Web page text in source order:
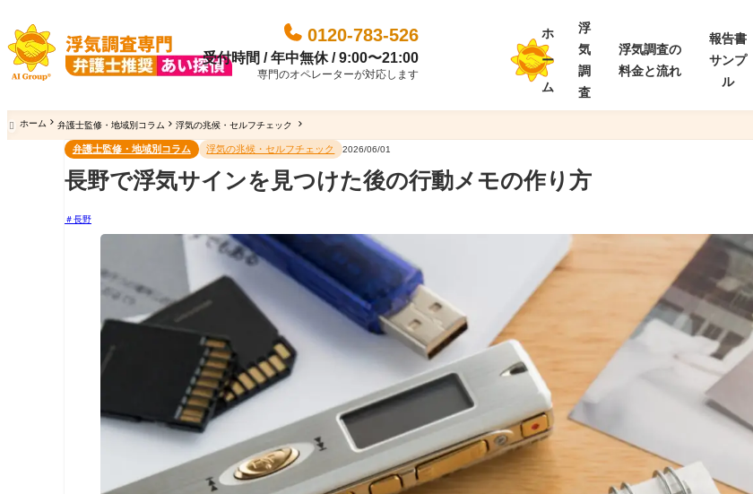
0120-783-526
受付時間 / 年中無休 / 9:00〜21:00
専門のオペレーターが対応します
ホ
ー
ム
浮
気
調
査
浮気調査の
料金と流れ
報告書
サンプ
ル
 ホーム 弁護士監修・地域別コラム 浮気の兆候・セルフチェック
弁護士監修・地域別コラム 浮気の兆候・セルフチェック 2026/06/01
長野で浮気サインを見つけた後の行動メモの作り方
長野